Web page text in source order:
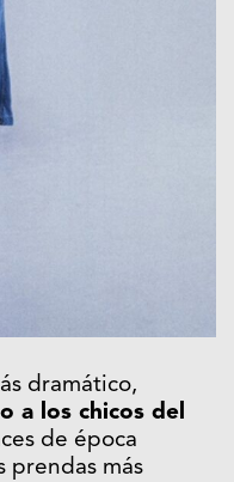
dramático,
a los chicos del
de época
prendas más